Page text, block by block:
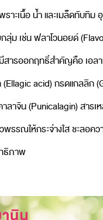
ราะเนื้อ น้ำ และเมล็ดทับทิ
ม เช่น ฟลาโวนอยด์
สารออกฤทธิ์สำคัญคือ เอล
(Ellagic acid) กรดแกลลิก
ลาจิน (Punicalagin) สาร
รรณให้กระจ่างใส ชะลอคว
ธิภาพ